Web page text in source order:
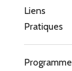
Liens
Pratiques
Programme